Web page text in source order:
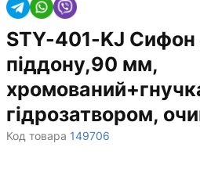
STY-401-KJ
піддону,90 мм,
гідрозатвором,
Код товара 149706